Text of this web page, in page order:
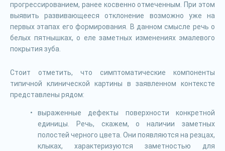
прогрессированием, ранее косвенно отмеченным. При этом
выявить развивающееся отклонение возможно уже на
первых этапах его формирования. В данном смысле речь о
белых пятнышках, о еле заметных изменениях эмалевого
покрытия зуба.
Стоит отметить, что симптоматические компоненты
типичной клинической картины в заявленном контексте
представлены рядом:
выраженные дефекты поверхности конкретной
единицы. Речь, скажем, о наличии заметных
полостей черного цвета. Они появляются на резцах,
клыках, характеризуются заметностью для